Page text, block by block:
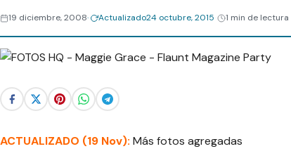
Streaming
Recomendaciones
Videos
Webisodios
19 diciembre, 2008 Actualizado24 octubre, 2015 1 min de lectura
ACTUALIZADO (19 Nov): Más fotos agregadas